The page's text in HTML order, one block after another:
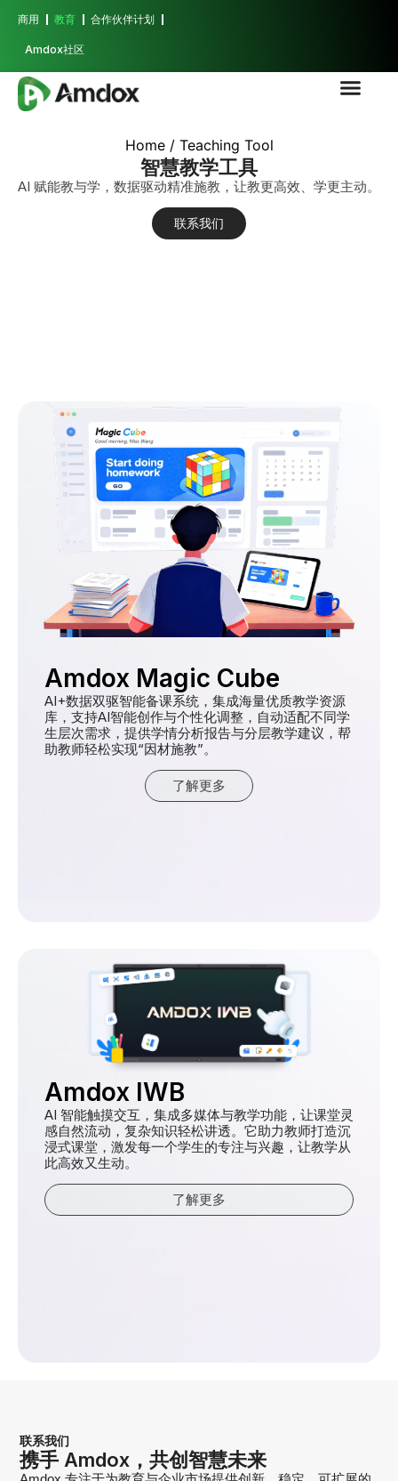
商用 教育 合作伙伴计划
Amdox社区
Home/ Teaching Tool
智慧教学工具
AI 赋能教与学，数据驱动精准施教，让教更高效、学更主动。
联系我们
Amdox Magic Cube
AI+数据双驱智能备课系统，集成海量优质教学资源
库，支持AI智能创作与个性化调整，自动适配不同学
生层次需求，提供学情分析报告与分层教学建议，帮
助教师轻松实现“因材施教”。
了解更多
Amdox IWB
AI 智能触摸交互，集成多媒体与教学功能，让课堂灵
感自然流动，复杂知识轻松讲透。它助力教师打造沉
浸式课堂，激发每一个学生的专注与兴趣，让教学从
此高效又生动。
了解更多
联系我们
携手 Amdox，共创智慧未来